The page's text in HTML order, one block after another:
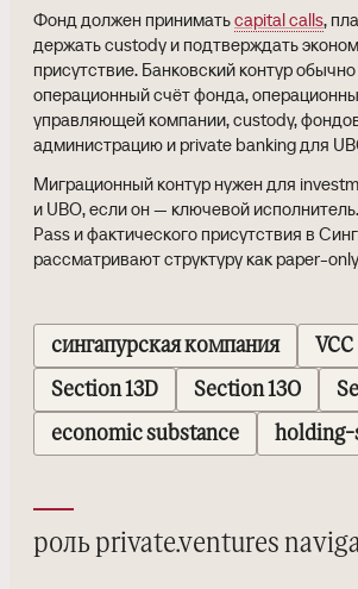
Фонд должен приниматьcapital calls,
держать custody и подтверждать
присутствие. Банковский контур
операционный счёт фонда,
управляющей компании, custody,
администрацию и private banking для
Миграционный контур нужен для
и UBO, если он — ключевой
Pass и фактического присутствия в
рассматривают структуру как paper-
сингапурская компания VCC
Section 13D Section 13O
economic substance
роль private.ventures